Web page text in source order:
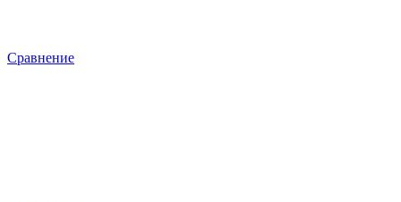
Сравнение